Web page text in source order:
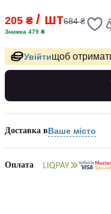
205 ₴ / шт684 ₴
Знижка 479 ₴
Увійтищоб
Доставка вВаше місто
Оплата